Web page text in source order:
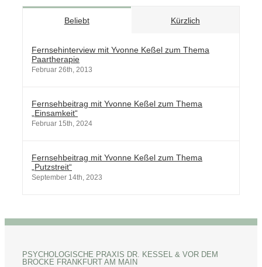
Beliebt Kürzlich
Fernsehinterview mit Yvonne Keßel zum Thema
Paartherapie
Februar 26th, 2013
Fernsehbeitrag mit Yvonne Keßel zum Thema
„Einsamkeit“
Februar 15th, 2024
Fernsehbeitrag mit Yvonne Keßel zum Thema
„Putzstreit“
September 14th, 2023
PSYCHOLOGISCHE PRAXIS DR. KESSEL & VOR DEM B
ROCKE FRANKFURT AM MAIN